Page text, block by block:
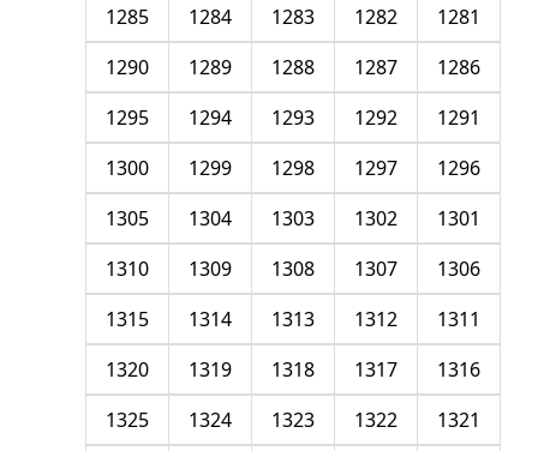
1281
1282
1283
1284
1285
1286
1287
1288
1289
1290
1291
1292
1293
1294
1295
1296
1297
1298
1299
1300
1301
1302
1303
1304
1305
1306
1307
1308
1309
1310
1311
1312
1313
1314
1315
1316
1317
1318
1319
1320
1321
1322
1323
1324
1325